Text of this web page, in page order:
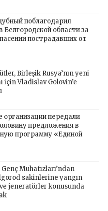
поблагодарил
Белгородской области за
пострадавших от
Birleşik Rusya’nın yeni
için Vladislav Golovin’e
передали
предложения в
программу «Единой
Muhafızları’ndan
sakinlerine yangın
jeneratörler konusunda